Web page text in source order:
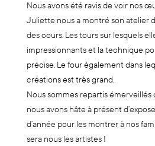
Nous avons été ravis de voir nos
Juliette nous a montré son atelier
des cours. Les tours sur lesquels
impressionnants et la technique
précise. Le four également dans
créations est très grand.
Nous sommes repartis
nous avons hâte à présent
d’année pour les montrer à nos
sera nous les artistes !